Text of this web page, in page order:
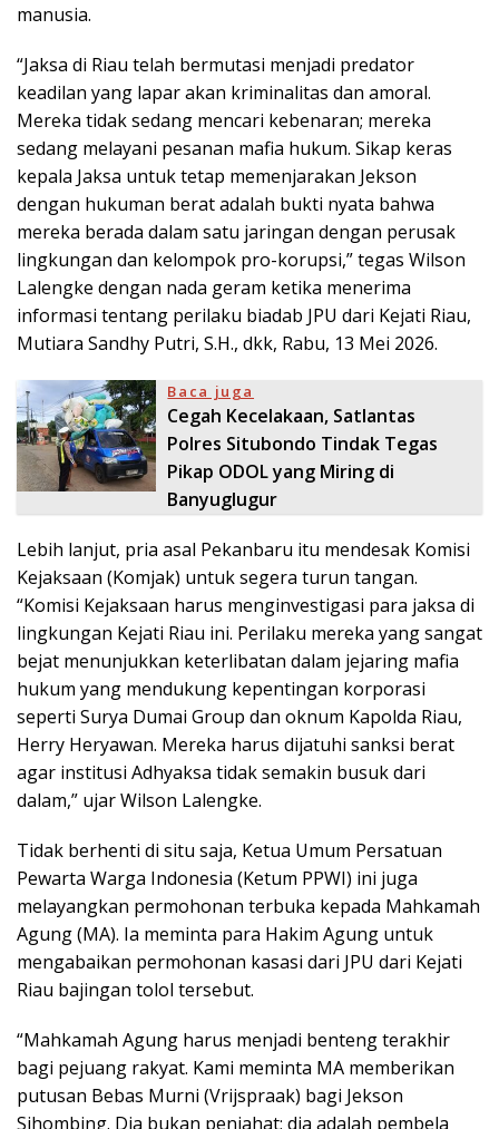
manusia.
“Jaksa di Riau telah bermutasi menjadi predator
keadilan yang lapar akan kriminalitas dan amoral.
Mereka tidak sedang mencari kebenaran; mereka
sedang melayani pesanan mafia hukum. Sikap keras
kepala Jaksa untuk tetap memenjarakan Jekson
dengan hukuman berat adalah bukti nyata bahwa
mereka berada dalam satu jaringan dengan perusak
lingkungan dan kelompok pro-korupsi,” tegas Wilson
Lalengke dengan nada geram ketika menerima
informasi tentang perilaku biadab JPU dari Kejati Riau,
Mutiara Sandhy Putri, S.H., dkk, Rabu, 13 Mei 2026.
Baca juga
Cegah Kecelakaan, Satlantas
Polres Situbondo Tindak Tegas
Pikap ODOL yang Miring di
Banyuglugur
Lebih lanjut, pria asal Pekanbaru itu mendesak Komisi
Kejaksaan (Komjak) untuk segera turun tangan.
“Komisi Kejaksaan harus menginvestigasi para jaksa di
lingkungan Kejati Riau ini. Perilaku mereka yang sangat
bejat menunjukkan keterlibatan dalam jejaring mafia
hukum yang mendukung kepentingan korporasi
seperti Surya Dumai Group dan oknum Kapolda Riau,
Herry Heryawan. Mereka harus dijatuhi sanksi berat
agar institusi Adhyaksa tidak semakin busuk dari
dalam,” ujar Wilson Lalengke.
Tidak berhenti di situ saja, Ketua Umum Persatuan
Pewarta Warga Indonesia (Ketum PPWI) ini juga
melayangkan permohonan terbuka kepada Mahkamah
Agung (MA). Ia meminta para Hakim Agung untuk
mengabaikan permohonan kasasi dari JPU dari Kejati
Riau bajingan tolol tersebut.
“Mahkamah Agung harus menjadi benteng terakhir
bagi pejuang rakyat. Kami meminta MA memberikan
putusan Bebas Murni (Vrijspraak) bagi Jekson
Sihombing. Dia bukan penjahat; dia adalah pembela